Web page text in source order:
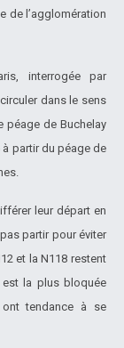
de l’agglomération
interrogée par
dans le sens
péage de Buchelay
à partir du péage de
leur départ en
partir pour éviter
et la N118 restent
est la plus bloquée
tendance à se